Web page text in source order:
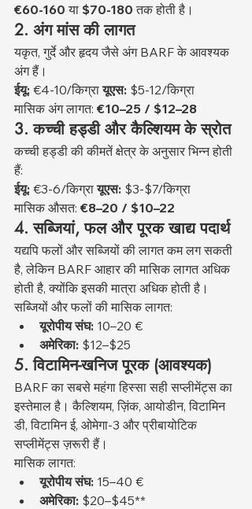
€60-160 या $70-180 तक होती है।
2. अंग मांस की लागत
यकृत, गुर्दे और हृदय जैसे अंग BARF के आवश्यक
अंग हैं।
ईयू: €4-10/किग्रा यूएस: $5-12/किग्रा
मासिक अंग लागत: €10–25 / $12–28
3. कच्ची हड्डी और कैल्शियम के स्रोत
कच्ची हड्डी की कीमतें क्षेत्र के अनुसार भिन्न होती
हैं:
ईयू: €3-6/किग्रा यूएस: $3-$7/किग्रा
मासिक औसत: €8–20 / $10–22
4. सब्जियां, फल और पूरक खाद्य पदार्थ
यद्यपि फलों और सब्जियों की लागत कम लग सकती
है, लेकिन BARF आहार की मासिक लागत अधिक
होती है, क्योंकि इसकी मात्रा अधिक होती है।
सब्जियों और फलों की मासिक लागत:
यूरोपीय संघ: 10–20 €
अमेरिका: $12–$25
5. विटामिन-खनिज पूरक (आवश्यक)
BARF का सबसे महंगा हिस्सा सही सप्लीमेंट्स का
इस्तेमाल है। कैल्शियम, ज़िंक, आयोडीन, विटामिन
डी, विटामिन ई, ओमेगा-3 और प्रीबायोटिक
सप्लीमेंट्स ज़रूरी हैं।
मासिक लागत:
यूरोपीय संघ: 15–40 €
अमेरिका: $20–$45**